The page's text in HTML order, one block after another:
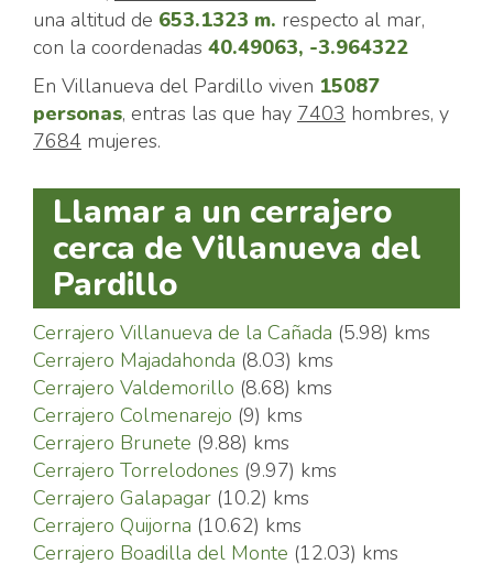
una altitud de 653.1323 m. respecto al mar,
con la coordenadas 40.49063, -3.964322
En Villanueva del Pardillo viven 15087
personas, entras las que hay 7403 hombres, y
7684 mujeres.
Llamar a un cerrajero
cerca de Villanueva del
Pardillo
Cerrajero Villanueva de la Cañada (5.98) kms
Cerrajero Majadahonda (8.03) kms
Cerrajero Valdemorillo (8.68) kms
Cerrajero Colmenarejo (9) kms
Cerrajero Brunete (9.88) kms
Cerrajero Torrelodones (9.97) kms
Cerrajero Galapagar (10.2) kms
Cerrajero Quijorna (10.62) kms
Cerrajero Boadilla del Monte (12.03) kms